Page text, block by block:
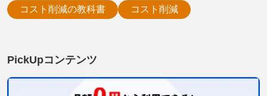
コスト削減の教科書 コスト削減
PickUpコンテンツ